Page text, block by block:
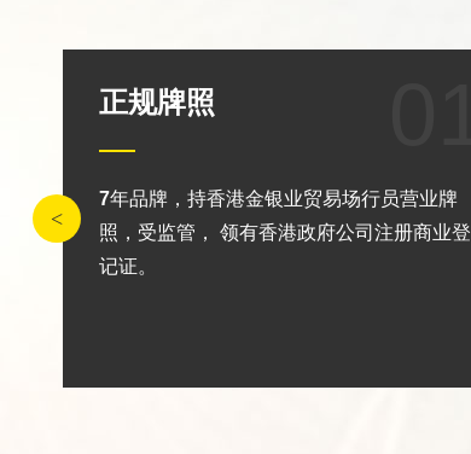
正规牌照
7年品牌，持香港金银业贸易场行员营业牌
照，受监管， 领有香港政府公司注册商业登
记证。